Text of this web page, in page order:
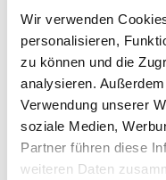
Wir verwenden
personalisieren,
zu können und die
analysieren.
Verwendung unserer
soziale Medien,
Partner führen diese
weiteren Daten